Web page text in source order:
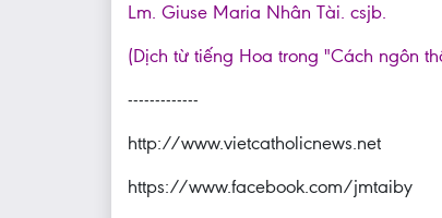
Lm. Giuse Maria Nhân Tài. csjb.
(Dịch từ tiếng Hoa trong "Cách ngôn
-------------
http://www.vietcatholicnews.net
https://www.facebook.com/jmtaiby